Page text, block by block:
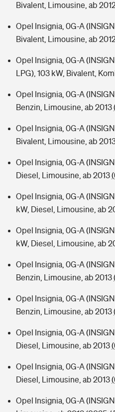
Bivalent, Limousine, ab
Opel Insignia, 0G-A
Bivalent, Limousine, ab
Opel Insignia, 0G-A
LPG), 103 kW, Bivalent,
Opel Insignia, 0G-A
Benzin, Limousine, ab 2013
Opel Insignia, 0G-A
Bivalent, Limousine, ab
Opel Insignia, 0G-A
Diesel, Limousine, ab 2013
Opel Insignia, 0G-A
kW, Diesel, Limousine, ab
Opel Insignia, 0G-A
kW, Diesel, Limousine, ab
Opel Insignia, 0G-A
Benzin, Limousine, ab 2013
Opel Insignia, 0G-A
Benzin, Limousine, ab 2013
Opel Insignia, 0G-A
Diesel, Limousine, ab 2013
Opel Insignia, 0G-A
Diesel, Limousine, ab 2013
Opel Insignia, 0G-A